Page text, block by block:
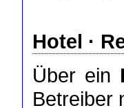
Hotel ·
Über ein
Betreiber